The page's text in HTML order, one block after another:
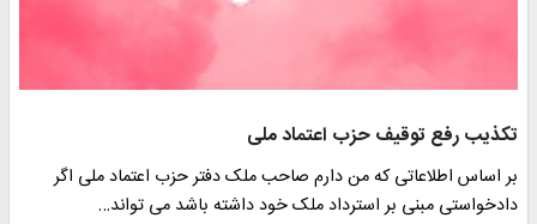
تکذیب رفع توقیف حزب اعتماد ملی
بر اساس اطلاعاتی که من دارم صاحب ملک دفتر حزب اعتماد ملی اگر
دادخواستی مبنی بر استرداد ملک خود داشته باشد می تواند…